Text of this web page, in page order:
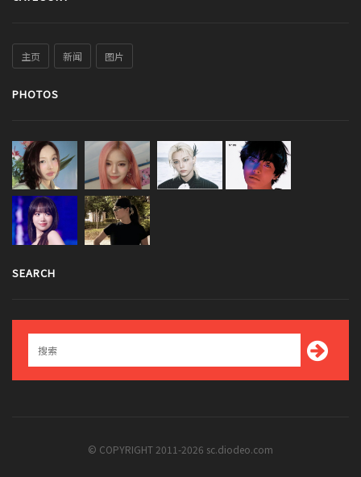
主页 新闻 图片
PHOTOS
SEARCH
© COPYRIGHT 2011-2026 sc.diodeo.com